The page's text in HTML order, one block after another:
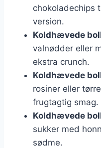
chokoladechips
version.
Koldhævede
valnødder eller
ekstra crunch.
Koldhævede
rosiner eller
frugtagtig smag.
Koldhævede
sukker med
sødme.